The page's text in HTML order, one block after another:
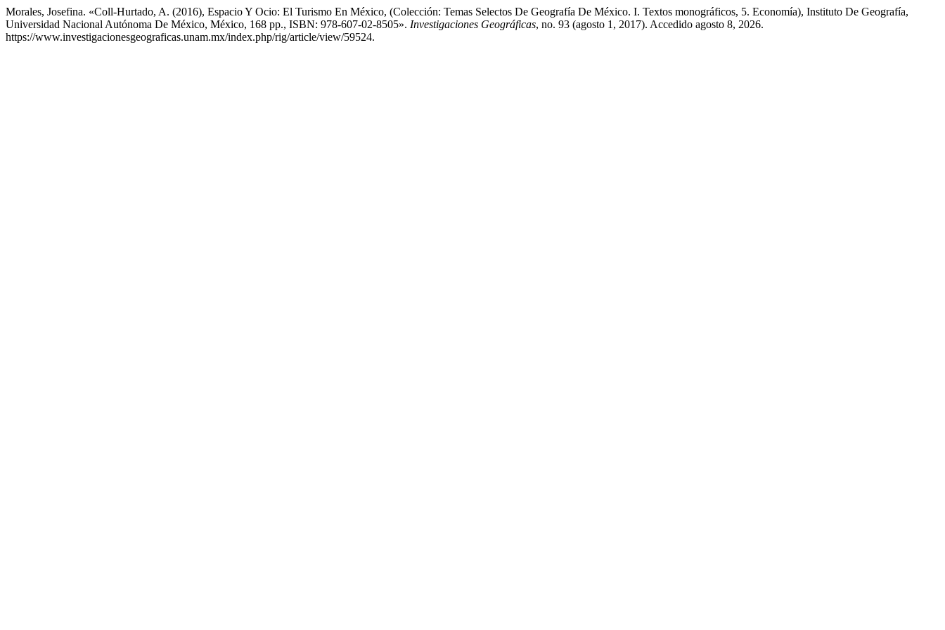
Morales, Josefina. «Coll-Hurtado, A. (2016), Espacio Y Ocio: El Turismo En México, (Colección: Temas Selectos De Geografía De México. I. Textos monográficos, 5. Economía), Instituto De Geografía,
Universidad Nacional Autónoma De México, México, 168 pp., ISBN: 978-607-02-8505». Investigaciones Geográficas, no. 93 (agosto 1, 2017). Accedido agosto 8, 2026.
https://www.investigacionesgeograficas.unam.mx/index.php/rig/article/view/59524.